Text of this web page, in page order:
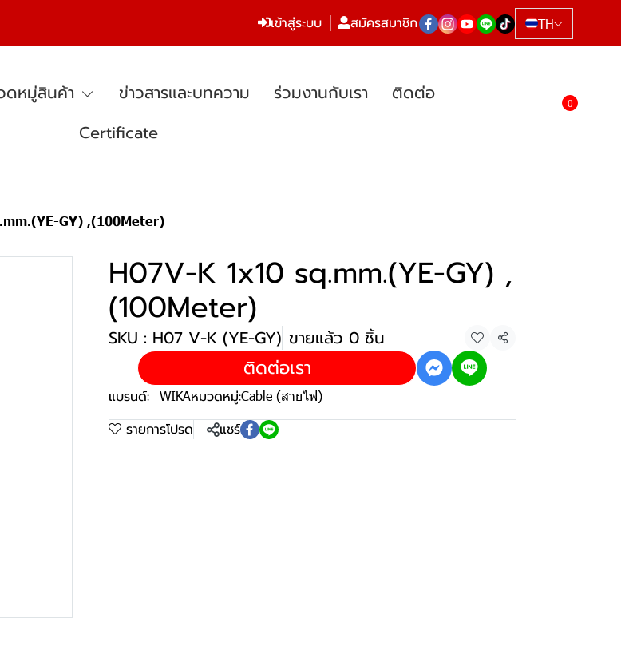
เข้าสู่ระบบ สมัครสมาชิก TH
ดหมู่สินค้า ข่าวสารและบทความ ร่วมงานกับเรา
ติดต่อ
Certificate
0
GY) ,(100Meter)
H07V-K 1x10 sq.mm.(YE-GY) ,
(100Meter)
SKU : H07 V-K (YE-GY) ขายแล้ว 0 ชิ้น
แชร์
ติดต่อเรา
แบรนด์: WIKAหมวดหมู่:Cable (สายไฟ)
รายการโปรด แชร์